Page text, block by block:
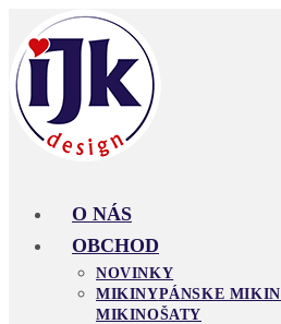
content
O NÁS
OBCHOD
NOVINKY
MIKINYPÁNSKE
MIKINOŠATY